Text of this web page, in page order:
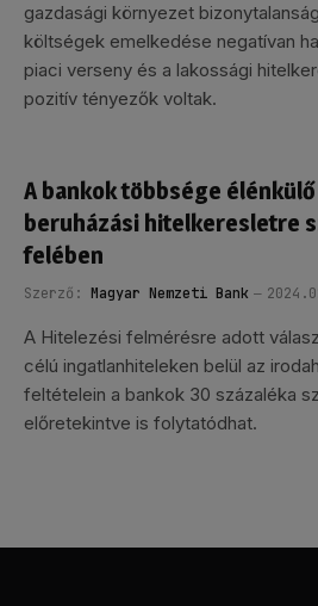
gazdasági környezet
költségek emelkedése negatívan
piaci verseny és a lakossági
pozitív tényezők voltak.
A bankok többsége
beruházási hitelkeresletre
felében
Szerző: Magyar Nemzeti Bank
A Hitelezési felmérésre adott
célú ingatlanhiteleken belül az
feltételein a bankok 30 százaléka
előretekintve is folytatódhat.